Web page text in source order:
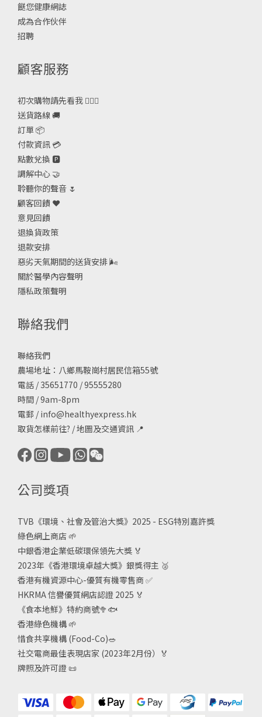
餸您健康網誌
成為合作伙伴
招聘
顧客服務
初次購物請先看我 🙋🏻‍♀️
送貨路線 🚚
訂單 📦
付款資訊 💳
點數兌換 🅿️
調解中心 🤝
聆聽你的聲音 🌷
顧客回饋 ❤️
意見回饋
退換貨政策
退款安排
惡劣天氣期間的送貨安排🌬
關於醫學內容聲明
隱私政策聲明
聯絡我們
聯絡我們
農場地址：八鄉馬鞍崗村居民信箱55號
電話 / 35651770 / 95555280
時間 / 9am-8pm
電郵 / info@healthyexpress.hk
取貨怎樣前往? /地圖及交通資訊 📍
公司獎項
TVB《環境、社會及管治大獎》2025 - ESG特別嘉許獎
綠色網上商店 🌱
中銀香港企業低碳環保領先大獎 🏅
2023年《香港環境卓越大獎》銀獎得主 🥈
香港有機資源中心-優質有機零售商✅
HKRMA 信譽優質網店認證 2025 🏅
《食本地鮮》特約商號🥦🐟
香港綠色機構 🌱
惜食共享機構 (Food-Co)🥗
社交電商最佳表現店家 (2023年2月份）🏅
牌照及許可證 📜